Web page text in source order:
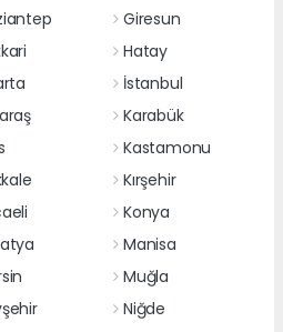
Giresun
Hatay
İstanbul
Karabük
Kastamonu
Kırşehir
Konya
Manisa
Muğla
Niğde